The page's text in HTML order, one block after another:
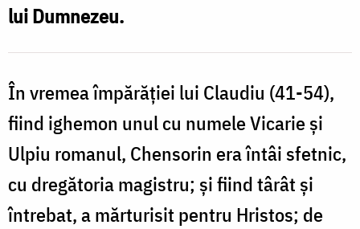
lui Dumnezeu.
În vremea împărăției lui Claudiu (41-54),
fiind ighemon unul cu numele Vicarie și
Ulpiu romanul, Chensorin era întâi sfetnic,
cu dregătoria magistru; și fiind târât și
întrebat, a mărturisit pentru Hristos; de